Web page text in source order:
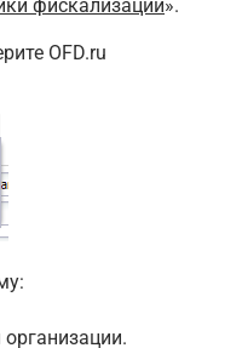
фискализации».
OFD.ru